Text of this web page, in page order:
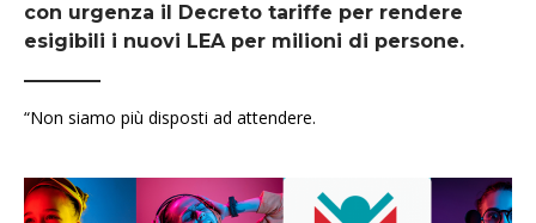
con urgenza il Decreto tariffe per rendere
esigibili i nuovi LEA per milioni di persone.
“Non siamo più disposti ad attendere.